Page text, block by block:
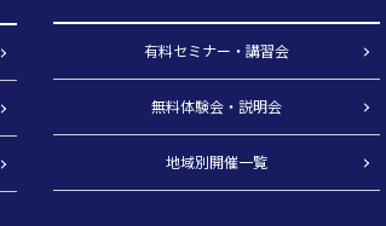
有料セミナー・講習会
無料体験会・説明会
地域別開催一覧